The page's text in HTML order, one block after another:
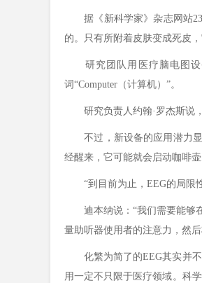
据《新科学家》杂志网站23
的。只有所附着皮肤变成死皮，
研究团队用医疗脑电图设
词“Computer（计算机）”。
研究负责人约翰·罗杰斯说，
不过，新设备的应用潜力显
经醒来，它可能就会启动咖啡
“到目前为止，EEG的局限性
迪本纳说：“我们需要能够在
量助听器使用者的注意力，然
化繁为简了的EEG其实并不
用一定不只限于医疗领域。科